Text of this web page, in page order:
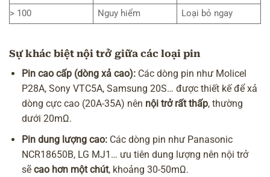
> 100
Nguy hiểm Loại bỏ ngay
Sự khác biệt nội trở giữa các loại pin
Pin cao cấp (dòng xả cao): Các dòng pin như Molicel
P28A, Sony VTC5A, Samsung 20S… được thiết kế để xả
dòng cực cao (20A-35A) nên nội trở rất thấp, thường
dưới 20mΩ.
Pin dung lượng cao: Các dòng pin như Panasonic
NCR18650B, LG MJ1… ưu tiên dung lượng nên nội trở
sẽ cao hơn một chút, khoảng 30-50mΩ.